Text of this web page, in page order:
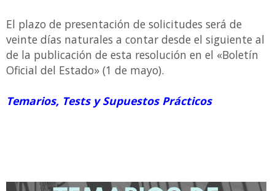
El plazo de presentación de solicitudes será de
veinte días naturales a contar desde el siguiente al
de la publicación de esta resolución en el «Boletín
Oficial del Estado» (1 de mayo).
Temarios, Tests y Supuestos Prácticos